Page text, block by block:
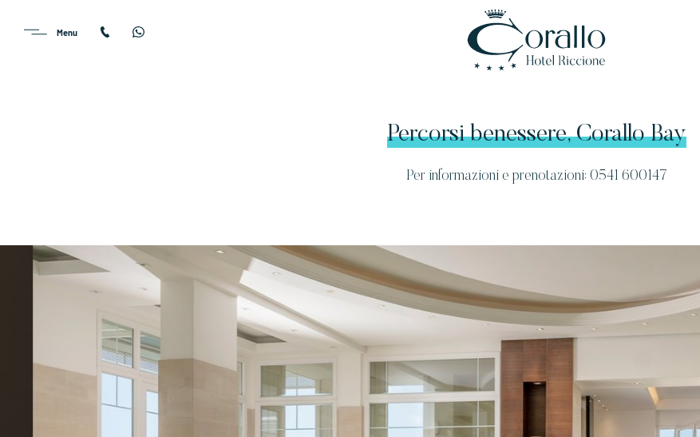
Percorsi benessere, Corallo Bay
Per informazioni e prenotazioni: 0541 600147